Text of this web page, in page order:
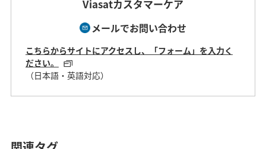
Viasatカスタマーケア
メールでお問い合わせ
こちらからサイトにアクセスし、「フォーム」を入力く
ださい。
（日本語・英語対応）